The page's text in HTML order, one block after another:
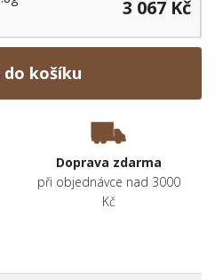
3 067 Kč
košíku
Doprava zdarma
při objednávce nad 3000
Kč